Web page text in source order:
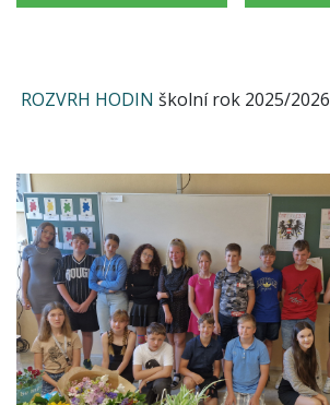
ROZVRH HODIN školní rok 2025/2026